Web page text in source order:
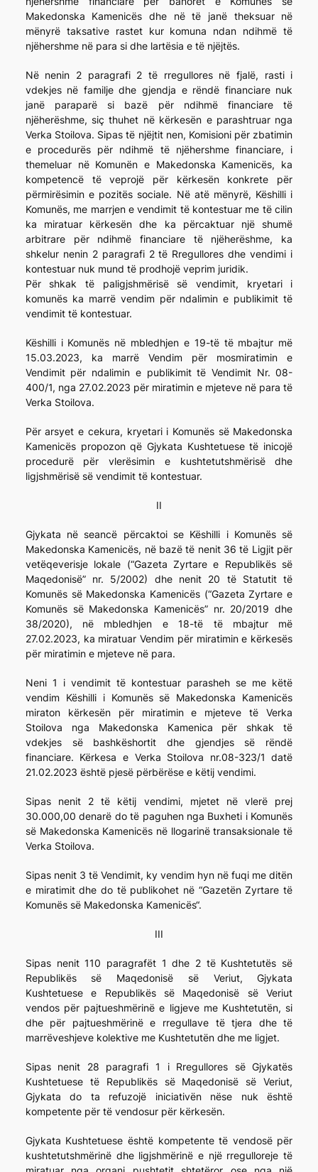
Makedonska Kamenicës dhe në të janë theksuar në
mënyrë taksative rastet kur komuna ndan ndihmë të
njëhershme në para si dhe lartësia e të njëjtës.
Në nenin 2 paragrafi 2 të rregullores në fjalë, rasti i
vdekjes në familje dhe gjendja e rëndë financiare nuk
janë paraparë si bazë për ndihmë financiare të
njëherëshme, siç thuhet në kërkesën e parashtruar nga
Verka Stoilova. Sipas të njëjtit nen, Komisioni për zbatimin
e procedurës për ndihmë të njëhershme financiare, i
themeluar në Komunën e Makedonska Kamenicës, ka
kompetencë të veprojë për kërkesën konkrete për
përmirësimin e pozitës sociale. Në atë mënyrë, Këshilli i
Komunës, me marrjen e vendimit të kontestuar me të cilin
ka miratuar kërkesën dhe ka përcaktuar një shumë
arbitrare për ndihmë financiare të njëherëshme, ka
shkelur nenin 2 paragrafi 2 të Rregullores dhe vendimi i
kontestuar nuk mund të prodhojë veprim juridik.
Për shkak të paligjshmërisë së vendimit, kryetari i
komunës ka marrë vendim për ndalimin e publikimit të
vendimit të kontestuar.
Këshilli i Komunës në mbledhjen e 19-të të mbajtur më
15.03.2023, ka marrë Vendim për mosmiratimin e
Vendimit për ndalimin e publikimit të Vendimit Nr. 08-
400/1, nga 27.02.2023 për miratimin e mjeteve në para të
Verka Stoilova.
Për arsyet e cekura, kryetari i Komunës së Makedonska
Kamenicës propozon që Gjykata Kushtetuese të inicojë
procedurë për vlerësimin e kushtetutshmërisë dhe
ligjshmërisë së vendimit të kontestuar.
II
Gjykata në seancë përcaktoi se Këshilli i Komunës së
Makedonska Kamenicës, në bazë të nenit 36 të Ligjit për
vetëqeverisje lokale (“Gazeta Zyrtare e Republikës së
Maqedonisë” nr. 5/2002) dhe nenit 20 të Statutit të
Komunës së Makedonska Kamenicës (“Gazeta Zyrtare e
Komunës së Makedonska Kamenicës” nr. 20/2019 dhe
38/2020), në mbledhjen e 18-të të mbajtur më
27.02.2023, ka miratuar Vendim për miratimin e kërkesës
për miratimin e mjeteve në para.
Neni 1 i vendimit të kontestuar parasheh se me këtë
vendim Këshilli i Komunës së Makedonska Kamenicës
miraton kërkesën për miratimin e mjeteve të Verka
Stoilova nga Makedonska Kamenica për shkak të
vdekjes së bashkëshortit dhe gjendjes së rëndë
financiare. Kërkesa e Verka Stoilova nr.08-323/1 datë
21.02.2023 është pjesë përbërëse e këtij vendimi.
Sipas nenit 2 të këtij vendimi, mjetet në vlerë prej
30.000,00 denarë do të paguhen nga Buxheti i Komunës
së Makedonska Kamenicës në llogarinë transaksionale të
Verka Stoilova.
Sipas nenit 3 të Vendimit, ky vendim hyn në fuqi me ditën
e miratimit dhe do të publikohet në “Gazetën Zyrtare të
Komunës së Makedonska Kamenicës“.
III
Sipas nenit 110 paragrafët 1 dhe 2 të Kushtetutës së
Republikës së Maqedonisë së Veriut, Gjykata
Kushtetuese e Republikës së Maqedonisë së Veriut
vendos për pajtueshmërinë e ligjeve me Kushtetutën, si
dhe për pajtueshmërinë e rregullave të tjera dhe të
marrëveshjeve kolektive me Kushtetutën dhe me ligjet.
Sipas nenit 28 paragrafi 1 i Rregullores së Gjykatës
Kushtetuese të Republikës së Maqedonisë së Veriut,
Gjykata do ta refuzojë iniciativën nëse nuk është
kompetente për të vendosur për kërkesën.
Gjykata Kushtetuese është kompetente të vendosë për
kushtetutshmërinë dhe ligjshmërinë e një rregulloreje të